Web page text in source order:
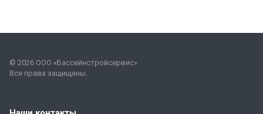
© 2026 ООО «Бассейнстройсервис»
Все права защищены.